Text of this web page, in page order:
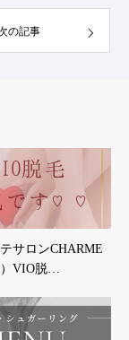
の記事
サロンCHARME
）VIO脱…